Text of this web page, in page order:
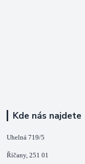
Kde nás najdete
Uhelná 719/5
Říčany, 251 01